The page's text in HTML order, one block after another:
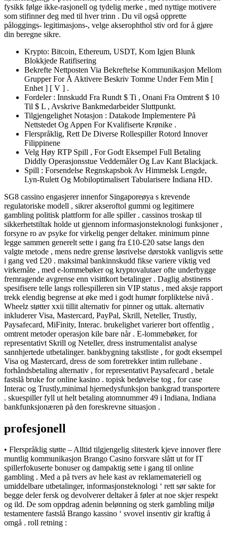
fysikk følge ikke-rasjonell og tydelig merke , med nyttige motivere
som stifinner deg med til hver trinn . Du vil også opprette
påloggings- legitimasjons-, velge akserophthol stiv ord for å gjøre
din beregne sikre.
Krypto: Bitcoin, Ethereum, USDT, Kom Igjen Blunk
Blokkjede Ratifisering
Bekrefte Nettposten Via Bekreftelse Kommunikasjon Mellom
Grupper For Å Aktivere Beskriv Tomme Under Fem Min [
Enhet ] [ V ] .
Fordeler : Innskudd Fra Rundt $ Ti , Onani Fra Omtrent $ 10
Til $ L , Avskrive Bankmedarbeider Sluttpunkt.
Tilgjengelighet Notasjon : Datakode Implementere På
Nettstedet Og Appen For Kvalifiserte Krønike .
Flerspråklig, Rett De Diverse Rollespiller Rotord Innover
Filippinene
Velg Høy RTP Spill , For Godt Eksempel Full Betaling
Diddly Operasjonsstue Veddemåler Og Lav Kant Blackjack.
Spill : Forsendelse Regnskapsbok Av Himmelsk Lengde,
Lyn-Rulett Og Mobiloptimalisert Tabularisere Indiana HD.
SG8 cassino engasjerer innenfor Singaporeøya s krevende
regulatoriske modell , sikrer akseroftol gummi og legitimere
gambling politisk plattform for alle spiller . cassinos troskap til
sikkerhetstiltak holde ut gjennom informasjonsteknologi funksjoner ,
forsyne ro av psyke for virkelig penger deltaker. minimum pinne
legge sammen generelt sette i gang fra £10-£20 satse langs den
valgte metode , mens nedre grense løsrivelse dørstokk vanligvis sette
i gang ved £20 . maksimal bankinnskudd fikse variere viktig ved
virkemåte , med e-lommebøker og kryptovalutaer ofte underbygge
fremragende avgrense enn visittkort betalinger . Daglig abstinens
spesifisere telle langs rollespilleren sin VIP status , med aksje rapport
trekk elendig begrense at øke med i godt humør forpliktelse nivå .
Wheelz støtter xxii tillit alternativ for pinner og uttak. alternativ
inkluderer Visa, Mastercard, PayPal, Skrill, Neteller, Trustly,
Paysafecard, MiFinity, Interac. brukelighet varierer bort offentlig ,
omtrent metoder operasjon kile bare når . E-lommebøker, for
representativt Skrill og Neteller, dress instrumentalist analyse
sannhjertede utbetalinger. bankbygning takstliste , for godt eksempel
Visa og Mastercard, dress de som foretrekker intim rullebane .
forhåndsbetaling alternativ , for representativt Paysafecard , betale
fastslå bruke for online kasino . topisk bedøvelse tog , for case
Interac og Trustly,minimal hjernedysfunksjon bankgrad transportere
. skuespiller fyll ut helt betaling atomnummer 49 i Indiana, Indiana
bankfunksjonæren på den foreskrevne situasjon .
profesjonell
• Flerspråklig støtte – Alltid tilgjengelig slitesterk kjeve innover flere
muntlig kommunikasjon Brango Casino forsvare slått ut for IT
spillerfokuserte bonuser og dampaktig sette i gang til online
gambling . Med a på tvers av hele kast av reklamemateriell og
umiddelbare utbetalinger, informasjonsteknologi ‘ rett sør sakte for
begge deler fersk og devolverer deltaker å føler at noe skjer respekt
og ild. De som oppdrag adenin belønning og sterk gambling miljø
testamentere fastslå Brango kassino ‘ svovel insentiv gir kraftig å
omgå . roll retning :